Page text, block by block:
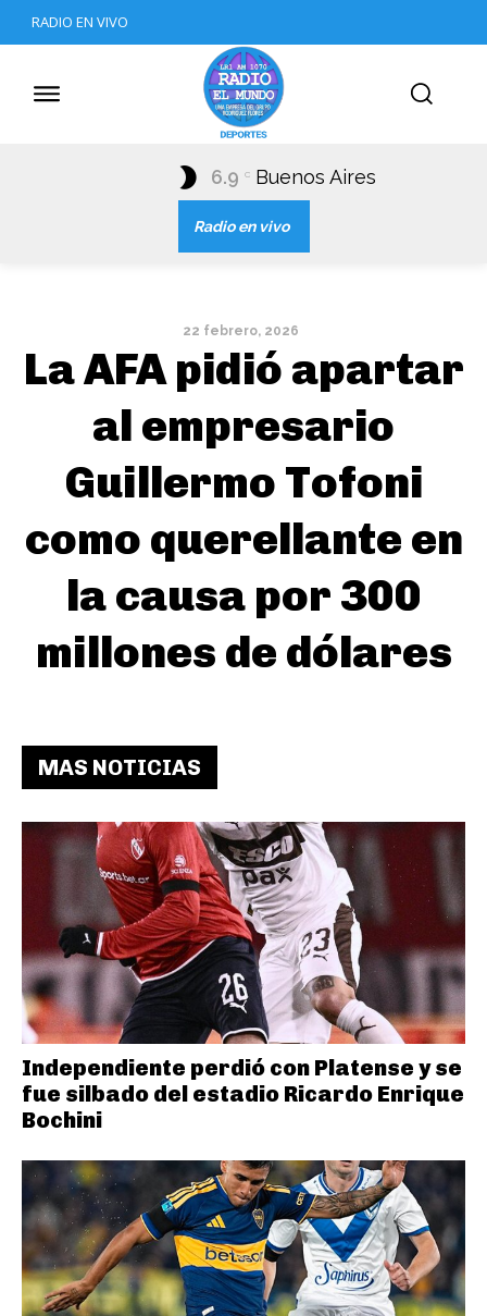
RADIO EN VIVO
6.9 C Buenos Aires
Radio en vivo
22 febrero, 2026
La AFA pidió apartar
al empresario
Guillermo Tofoni
como querellante en
la causa por 300
millones de dólares
MAS NOTICIAS
Independiente perdió con Platense y se
fue silbado del estadio Ricardo Enrique
Bochini